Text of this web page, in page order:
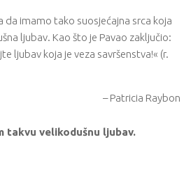
da imamo tako suosjećajna srca koja
ljubav. Kao što je Pavao zaključio:
ljubav koja je veza savršenstva!« (r.
– Patricia Raybon
takvu velikodušnu ljubav.